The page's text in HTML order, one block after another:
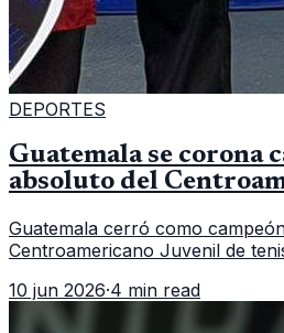
DEPORTES
Guatemala se corona
absoluto del
Guatemala cerró como
Centroamericano Juvenil de
cobertura oficial difundida por
10 jun 2026·4 min read